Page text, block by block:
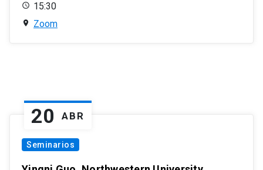
15:30
Zoom
20 ABR
Seminarios